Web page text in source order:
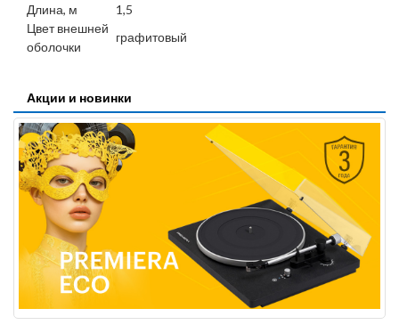
Длина, м
1,5
Цвет внешней
оболочки
графитовый
Акции и новинки